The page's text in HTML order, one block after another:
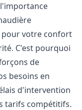
votre confort
C'est pourquoi
de
besoins en
d'intervention
tarifs compétitifs.